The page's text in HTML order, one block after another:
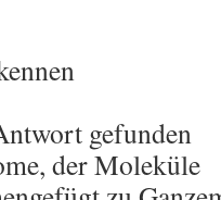
gefunden
der Moleküle